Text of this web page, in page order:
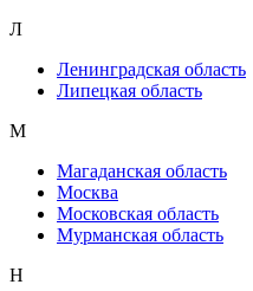
Л
Ленинградская область
Липецкая область
М
Магаданская область
Москва
Московская область
Мурманская область
Н